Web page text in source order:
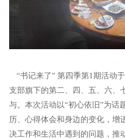
“书记来了” 第四季第1期活动
支部旗下的第二、四、五、六、
与。本次活动以“初心依旧”为话
历、心得体会和身边的变化，增
决工作和生活中遇到的问题，推